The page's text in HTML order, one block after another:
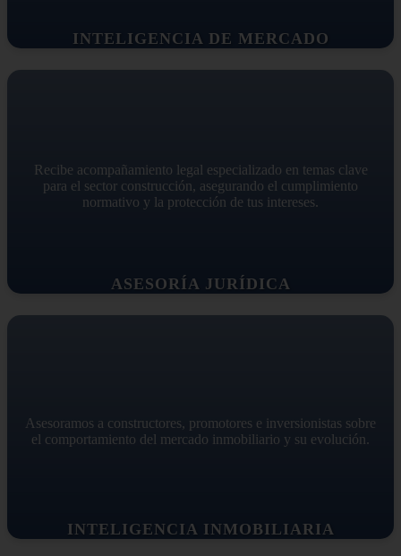
INTELIGENCIA DE MERCADO
ASESORÍA JURÍDICA
Recibe acompañamiento legal especializado en temas clave
para el sector construcción, asegurando el cumplimiento
normativo y la protección de tus intereses.
INTELIGENCIA INMOBILIARIA
Asesoramos a constructores, promotores e inversionistas sobre
el comportamiento del mercado inmobiliario y su evolución.